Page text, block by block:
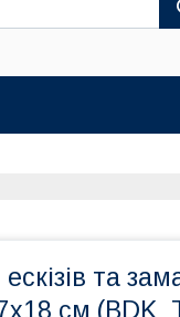
та
см